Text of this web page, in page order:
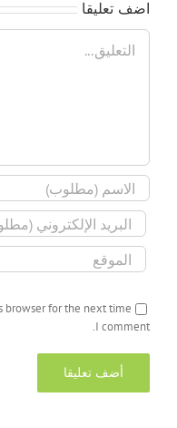
اضف تعليقا
تعليق
browser for the next time
I comment.